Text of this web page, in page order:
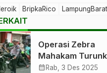
BripkaRico LampungBarat
Operasi Zebra
Mahakam
Kasus Lakalantas
calendar_month Rab, 3 Des 2025